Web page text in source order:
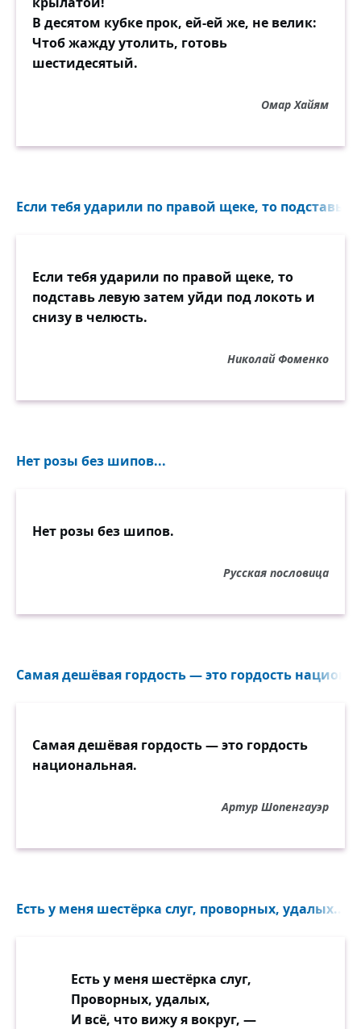
Пусть все ветры тревогу свищут.
Я уверен: любовь жива!
Тот, кто любит, — дорогу сыщет!
Тот, кто любит, — найдёт слова!
Ты шагнёшь ко мне, верю, знаю,
И прощая, и понимая.
В десятом кубке прок, ей-ей же, не велик:
Чтоб жажду утолить, готовь
шестидесятый.
Омар Хайям
Если тебя ударили по правой щеке, то подставь
Если тебя ударили по правой щеке, то
подставь левую затем уйди под локоть и
снизу в челюсть.
Николай Фоменко
Нет розы без шипов...
Нет розы без шипов.
Русская пословица
Самая дешёвая гордость — это гордость
Самая дешёвая гордость — это гордость
национальная.
Артур Шопенгауэр
Есть у меня шестёрка слуг, проворных, удалых...
Есть у меня шестёрка слуг,
Проворных, удалых,
И всё, что вижу я вокруг, —